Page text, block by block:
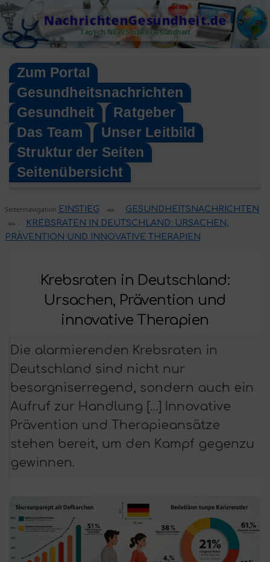
Skip
to
content
NachrichtenGesundheit.de
Täglich NEWS über Gesundheit
Zum Portal
Gesundheitsnachrichten
Gesundheit
Ratgeber
Das Team
Unser Leitbild
Struktur der Seiten
Seitenübersicht
Seitennavigation EINSTIEG »» GESUNDHEITSNACHRICHTEN
»»
KREBSRATEN IN DEUTSCHLAND: URSACHEN,
PRÄVENTION UND INNOVATIVE THERAPIEN
Krebsraten in Deutschland:
Ursachen, Prävention und
innovative Therapien
Die alarmierenden Krebsraten in
Deutschland sind nicht nur
besorgniserregend, sondern auch ein
Aufruf zur Handlung […] Innovative
Prävention und Therapieansätze
stehen bereit, um den Kampf gegenzu
gewinnen.